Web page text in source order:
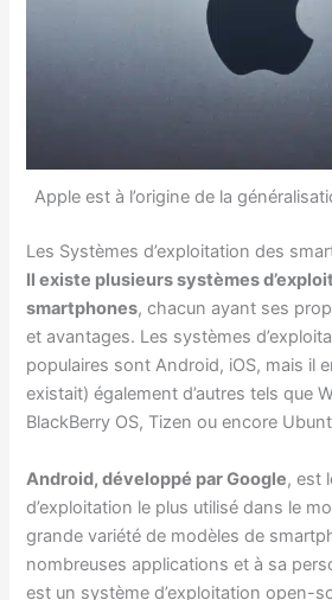
Apple est à l’origine de la
Les Systèmes d’exploitation des
Il existe plusieurs systèmes
smartphones, chacun ayant ses
et avantages. Les systèmes
populaires sont Android, iOS, mais il
existait) également d’autres tels que
BlackBerry OS, Tizen ou encore
Android, développé par Google, est
d’exploitation le plus utilisé dans le
grande variété de modèles de
nombreuses applications et à sa
est un système d’exploitation open-